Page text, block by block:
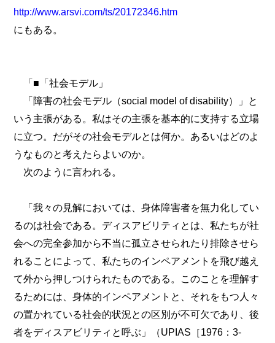
http://www.arsvi.com/ts/20172346.htm
にもある。
「■「社会モデル」
「障害の社会モデル（social model of disability）」と
いう主張がある。私はその主張を基本的に支持する立場
に立つ。だがその社会モデルとは何か。あるいはどのよ
うなものと考えたらよいのか。
次のように言われる。
「我々の見解においては、身体障害者を無力化してい
るのは社会である。ディスアビリティとは、私たちが社
会への完全参加から不当に孤立させられたり排除させら
れることによって、私たちのインペアメントを飛び越え
て外から押しつけられたものである。このことを理解す
るためには、身体的インペアメントと、それをもつ人々
の置かれている社会的状況との区別が不可欠であり、後
者をディスアビリティと呼ぶ」（UPIAS［1976：3-